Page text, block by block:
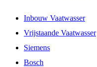
Inbouw Vaatwasser
Vrijstaande Vaatwasser
Siemens
Bosch